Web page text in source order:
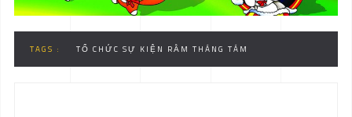
TAGS : TỔ CHỨC SỰ KIỆN RẰM THÁNG TÁM